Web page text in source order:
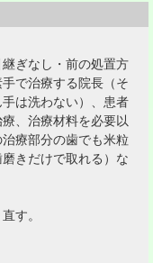
ぎなし・前の処置方
で治療する院長（そ
は洗わない）、患者
、治療材料を必要以
療部分の歯でも米粒
きだけで取れる）な
す。